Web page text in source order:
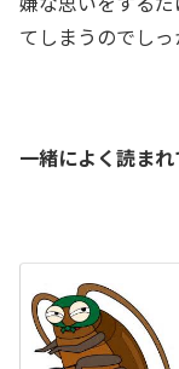
てしまうのでし
一緒によく読ま